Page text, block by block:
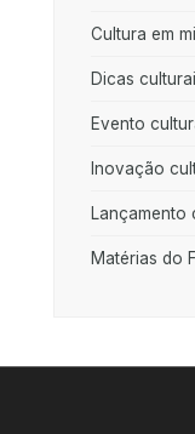
Cultura em
Dicas
Evento
Inovação
Lançamento
Matérias do